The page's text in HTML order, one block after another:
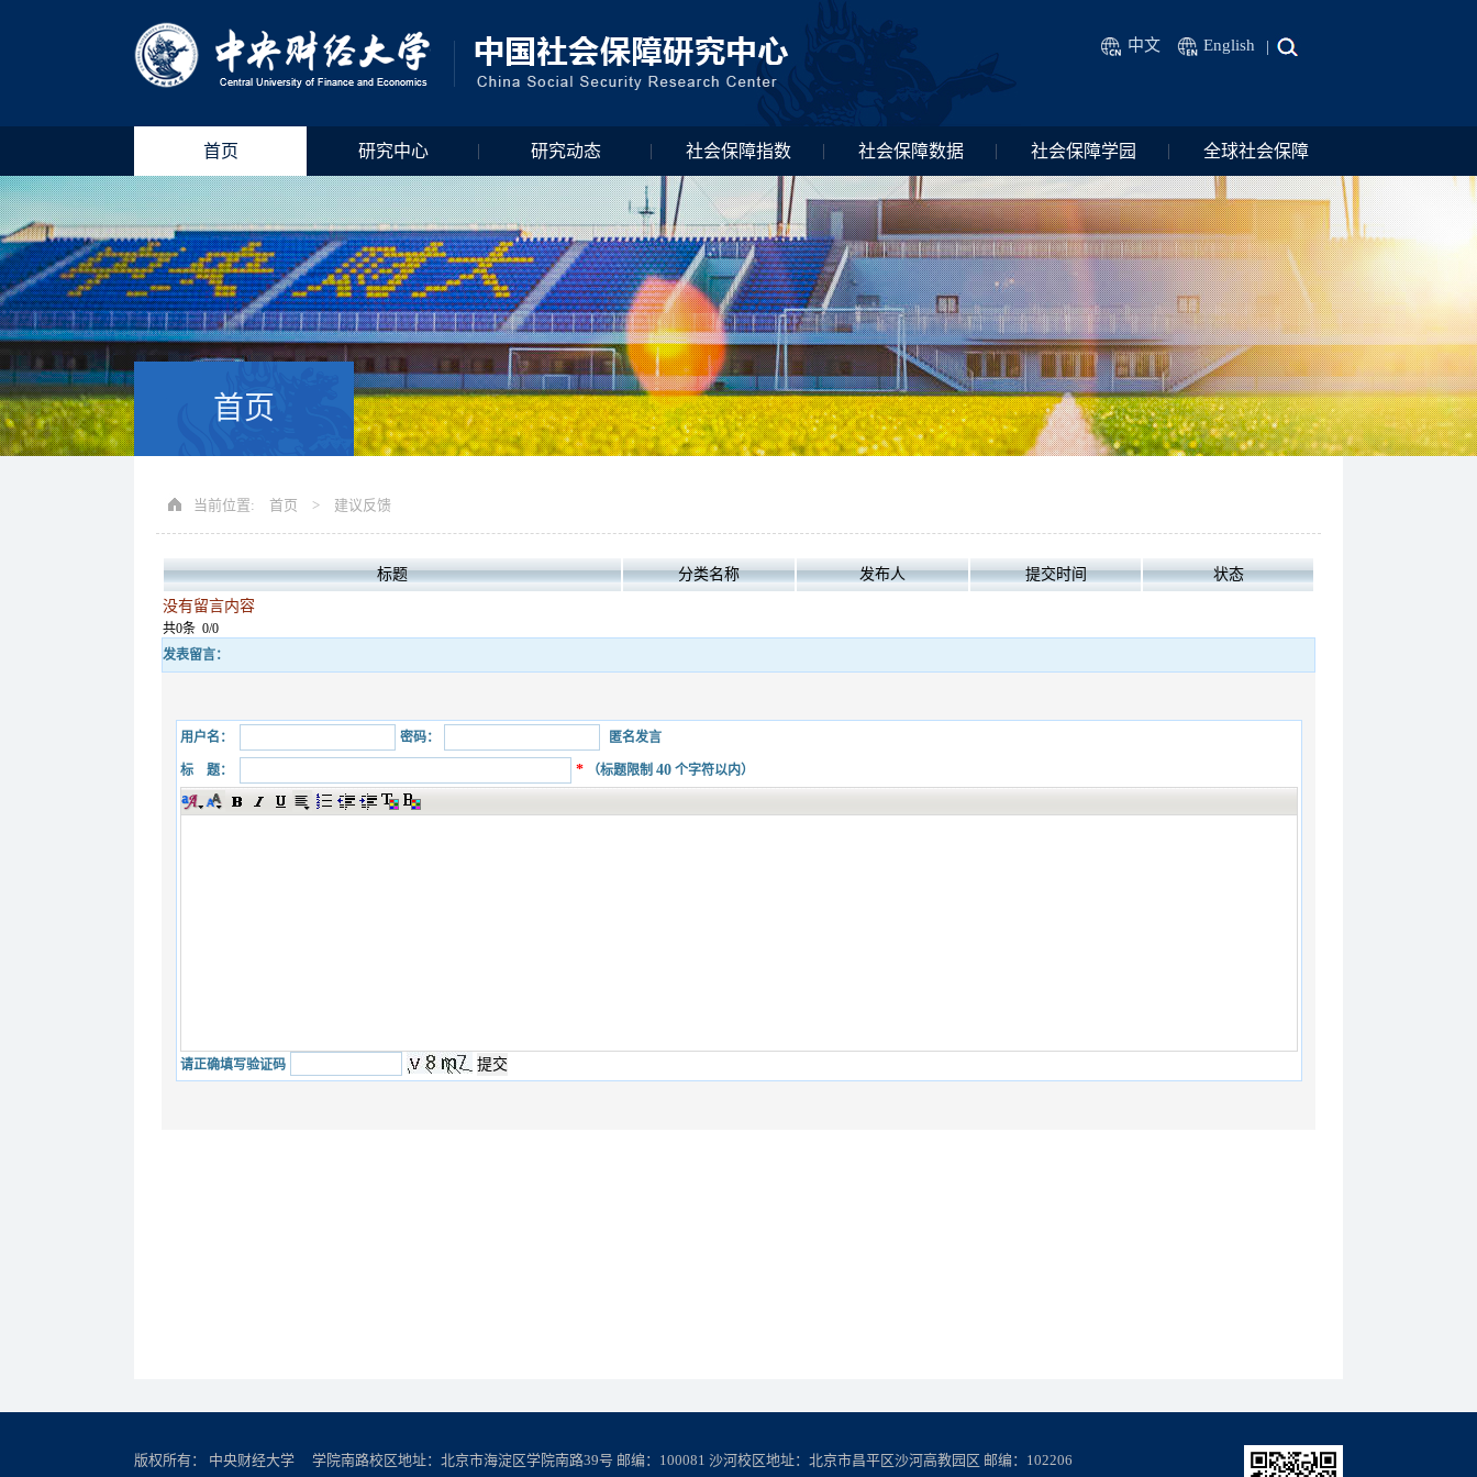
中文 English |
首页 研究中心 研究动态 社会保障指数 社会保障数据 社会保障学园 全球社会保障
首页
当前位置: 首页 > 建议反馈
标题 分类名称 发布人 提交时间
状态
没有留言内容
共0条 0/0
发表留言：
用户名： 密码： 匿名发言
标 题： *（标题限制 40个字符以内）
请正确填写验证码
版权所有： 中央财经大学 学院南路校区地址：北京市海淀区学院南路39号 邮编：100081 沙河校区地址：北京市昌平区沙河高教园区 邮编：102206